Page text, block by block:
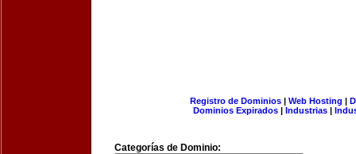
Registro de Dominios| Web Hosting |
Dominios Expirados | Industrias |
Categorías de Dominio: